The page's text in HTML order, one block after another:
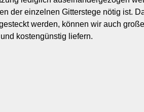
der einzelnen Gitterstege nötig ist.
werden, können wir auch
kostengünstig liefern.